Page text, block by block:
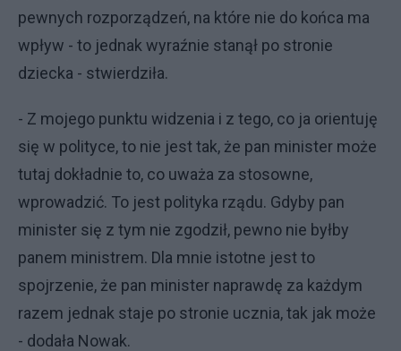
pewnych rozporządzeń, na które nie do końca ma
wpływ - to jednak wyraźnie stanął po stronie
dziecka - stwierdziła.
- Z mojego punktu widzenia i z tego, co ja orientuję
się w polityce, to nie jest tak, że pan minister może
tutaj dokładnie to, co uważa za stosowne,
wprowadzić. To jest polityka rządu. Gdyby pan
minister się z tym nie zgodził, pewno nie byłby
panem ministrem. Dla mnie istotne jest to
spojrzenie, że pan minister naprawdę za każdym
razem jednak staje po stronie ucznia, tak jak może
- dodała Nowak.